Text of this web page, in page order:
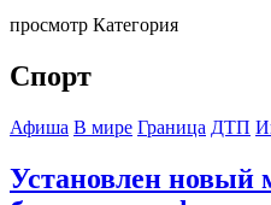
просмотр Категория
Спорт
Афиша В мире Граница ДТП
Установлен новый